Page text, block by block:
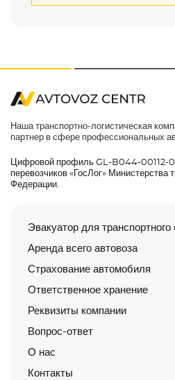
Наша транспортно-логистическая
партнер в сфере профессиональных
Цифровой профиль GL-B044-00112-
перевозчиков «ГосЛог» Министерства
Федерации.
Эвакуатор для транспортного
Аренда всего автовоза
Страхование автомобиля
Ответственное хранение
Реквизиты компании
Вопрос-ответ
О нас
Контакты